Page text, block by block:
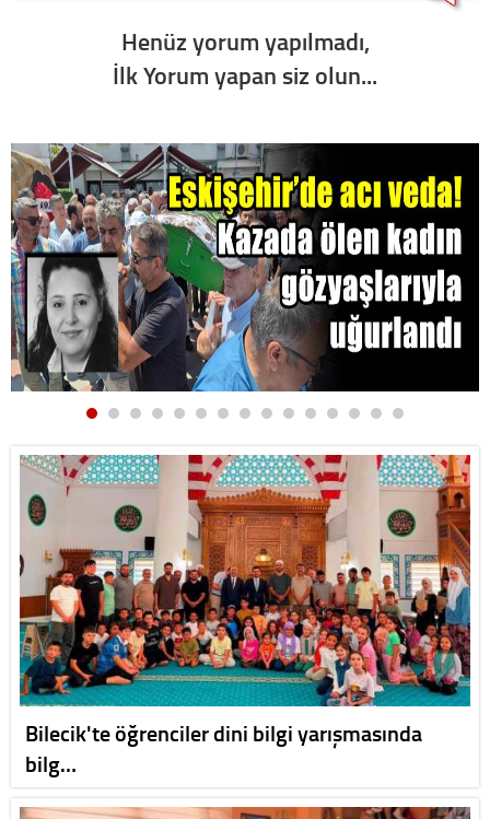
Henüz yorum yapılmadı,
İlk Yorum yapan siz olun...
Bilecik'te öğrenciler dini bilgi yarışmasında
bilg…